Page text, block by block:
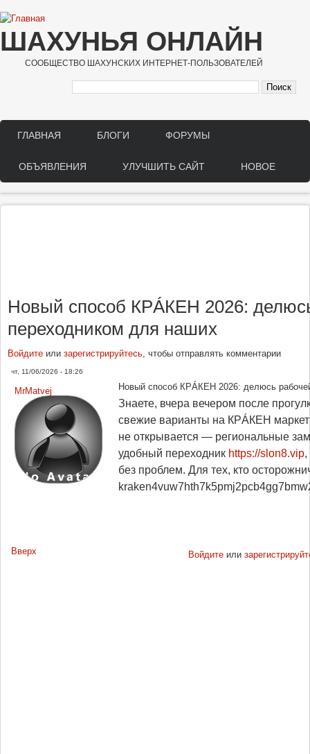
Перейти к основному содержанию
ШАХУНЬЯ ОНЛАЙН
СООБЩЕСТВО ШАХУНСКИХ ИНТЕРНЕТ-ПОЛЬЗОВАТЕЛЕЙ
Main menu
ГЛАВНАЯ БЛОГИ ФОРУМЫ
ОБЪЯВЛЕНИЯ УЛУЧШИТЬ САЙТ НОВОЕ
Новый способ КРÁКЕН 2026:
переходником для наших
Войдите или зарегистрируйтесь, чтобы отправлять комментарии
чт, 11/06/2026 - 18:26
MrMatvej Новый способ КРÁКЕН 2026: делюсь
Знаете, вчера вечером после
свежие варианты на КРÁКЕН
не открывается — региональные
удобный переходник https://slon8.vip,
без проблем. Для тех, кто
Вверх Войдитеили